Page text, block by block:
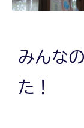
みんな
た！